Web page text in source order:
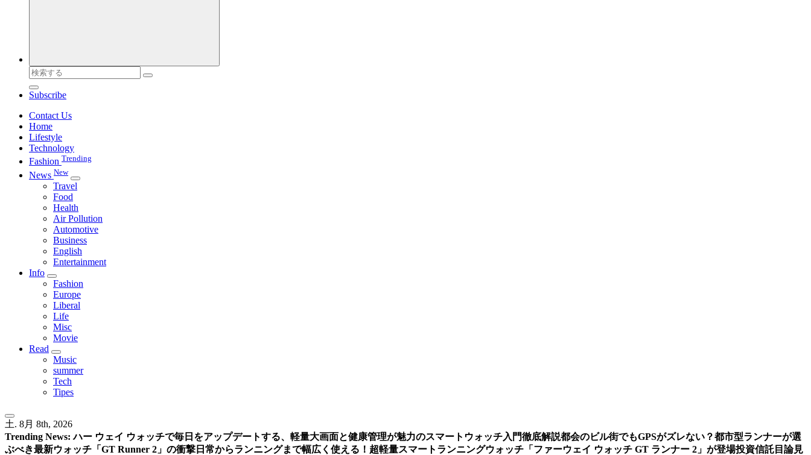
検
索
対
Subscribe
Contact Us
Home
Lifestyle
Technology
Fashion Trending
News New
Travel
Food
Health
Air Pollution
Automotive
Business
English
Entertainment
Info
Fashion
Europe
Liberal
Life
Misc
Movie
Read
Music
summer
Tech
Tipes
土. 8月 8th, 2026
Trending News: ハー ウェイ ウォッチで毎日をアップデートする、軽量大画面と健康管理が魅力のスマートウォッチ入門徹底解説都会のビル街でもGPSがズレない？都市型ランナーが選
ぶべき最新ウォッチ「GT Runner 2」の衝撃 日常からランニングまで幅広く使える！超軽量スマートランニングウォッチ「ファーウェイ ウォッチ GT ランナー 2」が登場投資信託目論見